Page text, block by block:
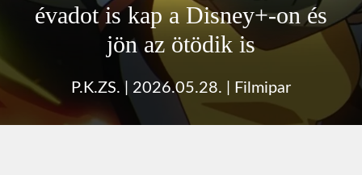
évadot is kap a Disney+-on és
jön az ötödik is
P.K.ZS. | 2026.05.28. Filmipar